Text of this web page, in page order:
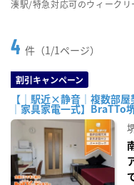
4 件（1/1ページ）
割引キャンペーン
【｜駅近×静音｜複数部
｜家具家電一式】BraTTo